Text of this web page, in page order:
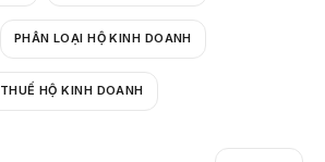
PHÂN LOẠI HỘ KINH DOANH
THUẾ HỘ KINH DOANH